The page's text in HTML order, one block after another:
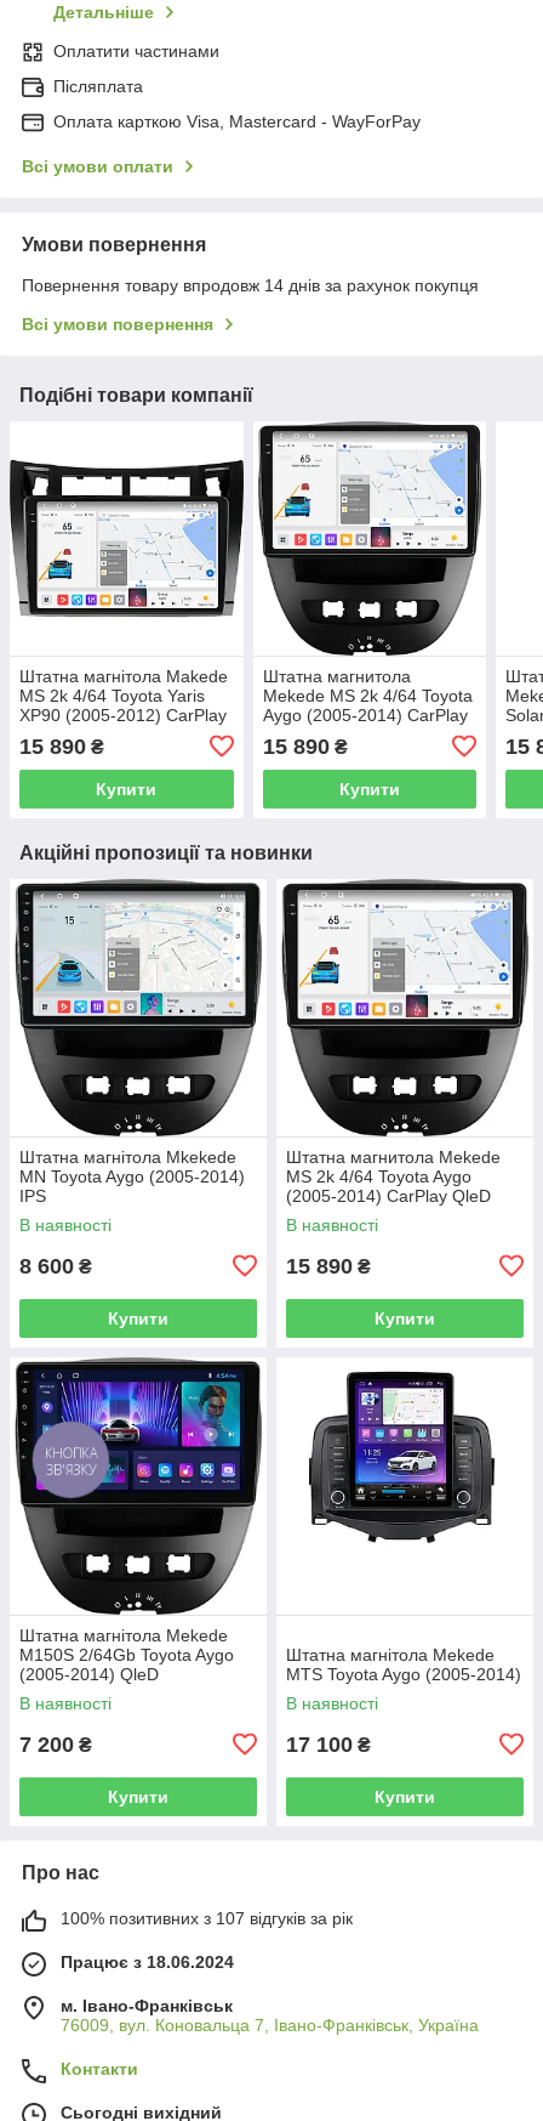
Детальніше
Оплатити частинами
Післяплата
Оплата карткою Visa, Mastercard - WayForPay
Всі умови оплати
Умови повернення
Повернення товару впродовж 14 днів за рахунок покупця
Всі умови повернення
Подібні товари компанії
Штатна магнітола Makede
MS 2k 4/64 Toyota Yaris
XP90 (2005-2012) CarPlay
15 890 ₴
Купити
Штатна магнитола
Mekede MS 2k 4/64 Toyota
Aygo (2005-2014) CarPlay
15 890₴
Купити
15
Акційні пропозиції та новинки
Штатна магнітола Mkekede
MN Toyota Aygo (2005-2014)
IPS
В наявності
8 600 ₴
Купити
Штатна магнитола Mekede
MS 2k 4/64 Toyota Aygo
(2005-2014) CarPlay QleD
В наявності
15 890 ₴
Купити
Штатна магнітола Mekede
M150S 2/64Gb Toyota Aygo
(2005-2014) QleD
В наявності
7 200 ₴
Купити
Штатна магнітола Mekede
MTS Toyota Aygo (2005-2014)
В наявності
17 100 ₴
Купити
Про нас
100% позитивних з 107 відгуків за рік
Працює з 18.06.2024
м. Івано-Франківськ
76009, вул. Коновальца 7, Івано-Франківськ, Україна
Контакти
Сьогодні вихідний
КНОПКА
ЗВ'ЯЗКУ